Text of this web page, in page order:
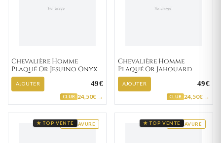
Chevalière Homme
Plaqué Or Jesuino Onyx
AJOUTER 49€
CLUB 24,50€ →
Chevalière Homme
Plaqué Or Jahouard
AJOUTER 49€
CLUB 24,50€ →
GRAVURE
★ TOP VENTE GRAVURE
★ TOP VENTE